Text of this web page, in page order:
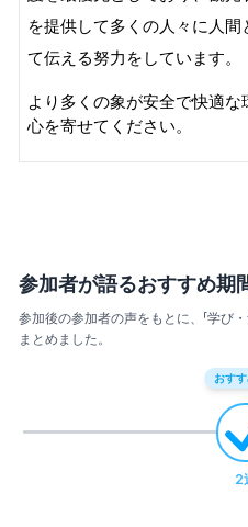
を提供して多くの人々に人
て伝える努力をしています。
より多くの象が安全で快適
心を寄せてください。
参加者が語るおすすめ期
参加後の参加者の声をもとに、「学び
まとめました。
おす
2